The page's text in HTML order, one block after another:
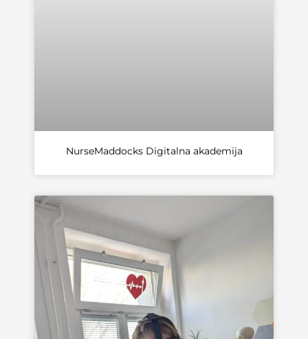
NurseMaddocks Digitalna akademija